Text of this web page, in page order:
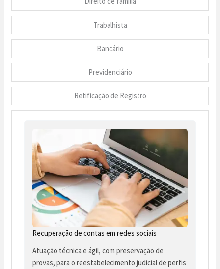
Trabalhista
Bancário
Previdenciário
Retificação de Registro
Recuperação de contas em redes sociais
Atuação técnica e ágil, com preservação de
provas, para o reestabelecimento judicial de perfis